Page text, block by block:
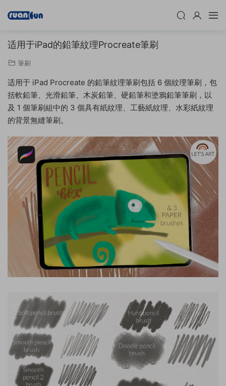
适用于iPad的鉛筆紋理Procreate筆刷
筆刷
适用于 iPad Procreate 的鉛筆紋理筆刷包括 6 個紋理筆刷，包
括軟鉛筆、光滑鉛筆、木炭鉛筆、硬鉛筆和塗鴉鉛筆筆刷，以
及 1 個筆刷組中的 3 個具有紙紋理、工藝紙紋理、水彩紙紋理
的背景無縫筆刷。